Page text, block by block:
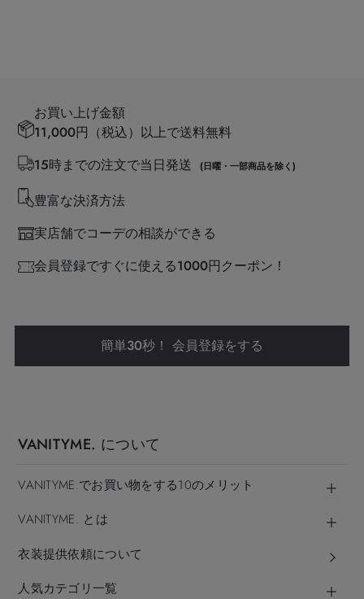
お買い上げ金額
11,000円（税込）以上で送料無料
15時までの注文で当日発送
(日曜・一部商品を除く)
豊富な決済方法
実店舗でコーデの相談ができる
会員登録ですぐに使える1000円クーポン！
簡単30秒！ 会員登録をする
VANITYME. について
VANITYME.でお買い物をする10のメリット
VANITYME. とは
衣装提供依頼について
人気カテゴリ一覧